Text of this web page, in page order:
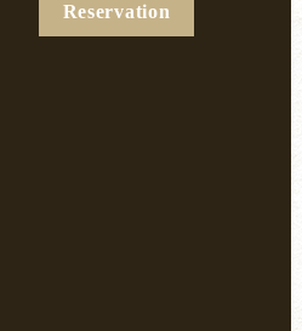
Reservation